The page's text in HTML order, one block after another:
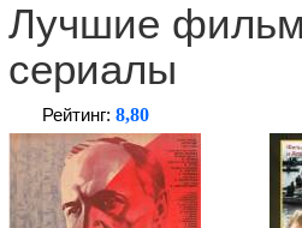
Лучшие
сериалы
Рейтинг: 8,80